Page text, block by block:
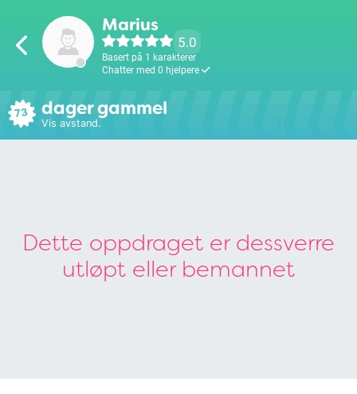
Marius
5.0
Basert på 1 karakterer
Chatter med 0 hjelpere
73 dager gammel
Vis avstand.
Dette oppdraget er dessverre
utløpt eller bemannet